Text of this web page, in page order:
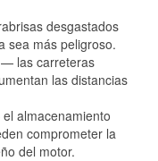
desgastados
sea más peligroso.
— las carreteras
las distancias
almacenamiento
comprometer la
del motor.